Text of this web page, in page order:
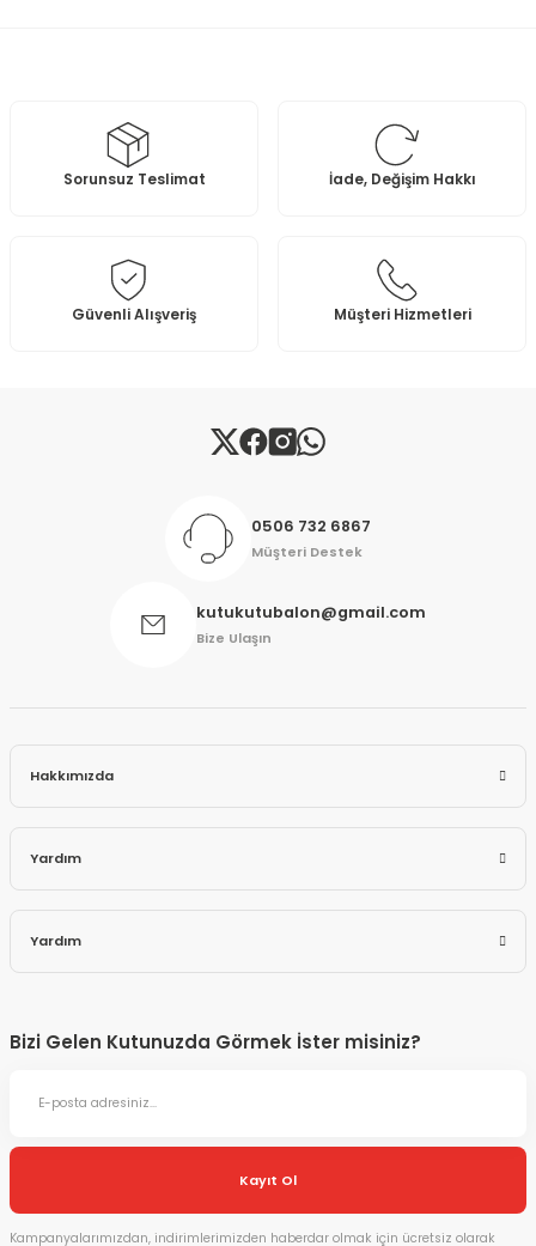
Ürün resmi kalitesiz, bozuk veya görüntülenemiyor.
Ürün açıklamasında eksik bilgiler bulunuyor.
Bu ürüne benzer farklı alternatifler olmalı.
Gönder
Sorunsuz Teslimat İade, Değişim Hakkı
Güvenli Alışveriş Müşteri Hizmetleri
0506 732 6867
Müşteri Destek
kutukutubalon@gmail.com
Bize Ulaşın
Hakkımızda
Yardım
Yardım
Bizi Gelen Kutunuzda Görmek İster misiniz?
Kayıt Ol
Kampanyalarımızdan, indirimlerimizden haberdar olmak için ücretsiz olarak